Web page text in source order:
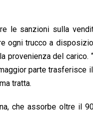
le sanzioni sulla
ogni trucco a
del carico.
parte trasferisce
tratta.
che assorbe oltre il